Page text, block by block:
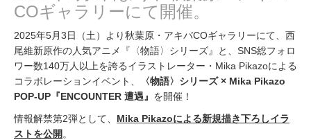
COギャラリーにて開催。
2025年5月3日（土）より秋葉原・アキバCOギャラリーにて、西
尾維新原作の人気アニメ『〈物語〉シリーズ』と、SNS総フォロ
ワー数140万人以上を誇るイラストレーター・Mika Pikazoによる
コラボレーションイベント、
〈物語〉シリーズ × Mika Pikazo
POP-UP『ENCOUNTER 遭遇』 を開催！
情報解禁第2弾として、 Mika Pikazoによる新規描き下ろしイラ
ストを公開。